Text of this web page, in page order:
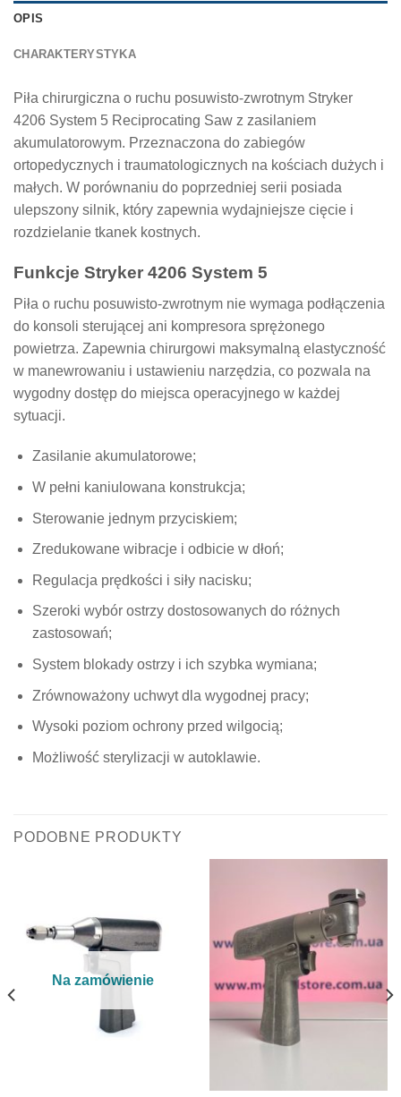
OPIS
CHARAKTERYSTYKA
Piła chirurgiczna o ruchu posuwisto-zwrotnym Stryker
4206 System 5 Reciprocating Saw z zasilaniem
akumulatorowym. Przeznaczona do zabiegów
ortopedycznych i traumatologicznych na kościach dużych i
małych. W porównaniu do poprzedniej serii posiada
ulepszony silnik, który zapewnia wydajniejsze cięcie i
rozdzielanie tkanek kostnych.
Funkcje Stryker 4206 System 5
Piła o ruchu posuwisto-zwrotnym nie wymaga podłączenia
do konsoli sterującej ani kompresora sprężonego
powietrza. Zapewnia chirurgowi maksymalną elastyczność
w manewrowaniu i ustawieniu narzędzia, co pozwala na
wygodny dostęp do miejsca operacyjnego w każdej
sytuacji.
Zasilanie akumulatorowe;
W pełni kaniulowana konstrukcja;
Sterowanie jednym przyciskiem;
Zredukowane wibracje i odbicie w dłoń;
Regulacja prędkości i siły nacisku;
Szeroki wybór ostrzy dostosowanych do różnych
zastosowań;
System blokady ostrzy i ich szybka wymiana;
Zrównoważony uchwyt dla wygodnej pracy;
Wysoki poziom ochrony przed wilgocią;
Możliwość sterylizacji w autoklawie.
PODOBNE PRODUKTY
Na zamówienie